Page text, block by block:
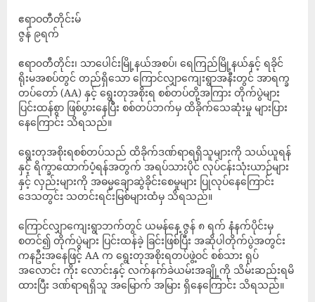
‎ဧရာဝတီတိုင်းမ်
‎ဇွန် ၉ရက်
ဧရာ၀တီတိုင်း၊ သာပေါင်းမြို့နယ်အစပ်၊ ရေကြည်မြို့နယ်နှင့် ရခိုင်
ရိုးမအစပ်တွင် တည်ရှိသော ကြောင်လျှာကျေးရွာအနီးတွင် အာရက္ခ
တပ်တော် (AA) နှင့် ရွေးတုအစိုးရ စစ်တပ်တို့အကြား တိုက်ပွဲများ
ပြင်းထန်စွာ ဖြစ်ပွားနေပြီး စစ်တပ်ဘက်မှ ထိခိုက်သေဆုံးမှု များပြား
နေကြောင်း သိရသည်။
ရွေးတုအစိုးရစစ်တပ်သည် ထိခိုက်ဒဏ်ရာရရှိသူများကို သယ်ယူရန်
နှင့် ရိက္ခာထောက်ပံ့ရန်အတွက် အရပ်သားပိုင် လုပ်ငန်းသုံးယာဉ်များ
နှင့် လှည်းများကို အဓမ္မချောဆွဲခိုင်းစေမှုများ ပြုလုပ်နေကြောင်း
ဒေသတွင်း သတင်းရင်းမြစ်များထံမှ သိရသည်။
ကြောင်လျှာကျေးရွာဘက်တွင် ယမန်နေ့ ဇွန် ၈ ရက် နံနက်ပိုင်းမှ
စတင်၍ တိုက်ပွဲများ ပြင်းထန်ခဲ့ ခြင်းဖြစ်ပြီး အဆိုပါတိုက်ပွဲအတွင်း
ကနဦးအနေဖြင့် AA က ရွေးတုအစိုးရတပ်ဖွဲ့ဝင် စစ်သား ရုပ်
အလောင်း ကိုး လောင်းနှင့် လက်နက်ခဲယမ်းအချို့ကို သိမ်းဆည်းရမိ
ထားပြီး ဒဏ်ရာရရှိသူ အမြောက် အမြား ရှိနေကြောင်း သိရသည်။